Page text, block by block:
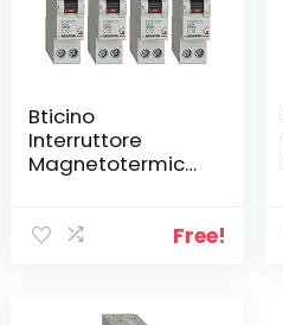
Bticino
Interruttore
Magnetotermico,
Free!